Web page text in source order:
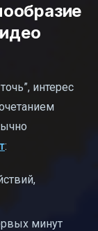
интерес
:
минут